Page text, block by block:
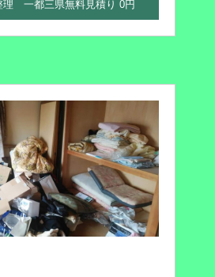
理 一都三県無料見積り 0円